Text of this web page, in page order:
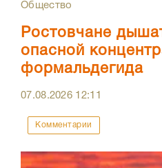
Общество
Ростовчане
опасной
формальдегида
07.08.2026 12:11
Комментарии